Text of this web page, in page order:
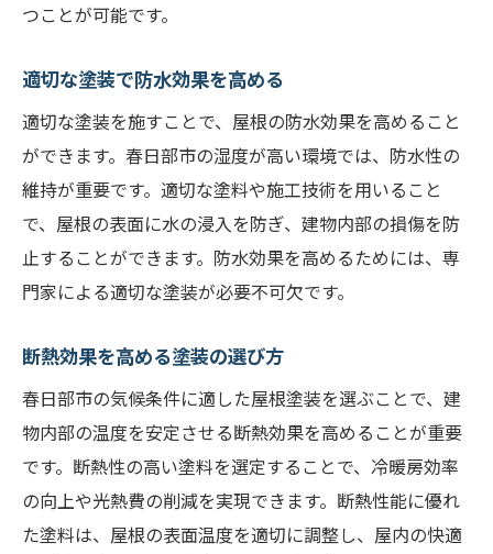
つことが可能です。
適切な塗装で防水効果を高める
適切な塗装を施すことで、屋根の防水効果を高めること
ができます。春日部市の湿度が高い環境では、防水性の
維持が重要です。適切な塗料や施工技術を用いること
で、屋根の表面に水の浸入を防ぎ、建物内部の損傷を防
止することができます。防水効果を高めるためには、専
門家による適切な塗装が必要不可欠です。
断熱効果を高める塗装の選び方
春日部市の気候条件に適した屋根塗装を選ぶことで、建
物内部の温度を安定させる断熱効果を高めることが重要
です。断熱性の高い塗料を選定することで、冷暖房効率
の向上や光熱費の削減を実現できます。断熱性能に優れ
た塗料は、屋根の表面温度を適切に調整し、屋内の快適